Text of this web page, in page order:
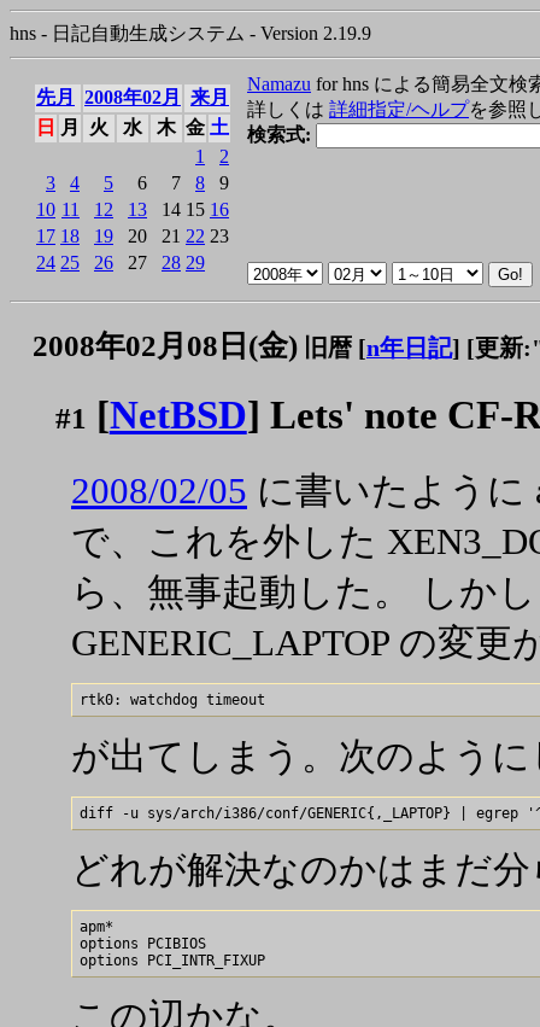
hns - 日記自動生成システム - Version 2.19.9
先月 2008年02月
来月
日
月 火 水 木 金 土
1
2
3
4 5 6 7 8
9
10 11 12 13 14 15 16
17 18 19 20 21 22 23
24 25 26 27 28 29
Namazu for hns による簡易全文検
詳しくは 詳細指定/ヘルプを参照
検索式:
2008年02月08日(金) 旧暦 [n年日記] [更新
#1 [NetBSD] Lets' note CF-
2008/02/05 に書いたように
で、これを外した
ら、無事起動した。 しか
GENERIC_LAPTOP の変
が出てしまう。次のよう
どれが解決なのかはまだ
apm*
options PCIBIOS
この辺かな。